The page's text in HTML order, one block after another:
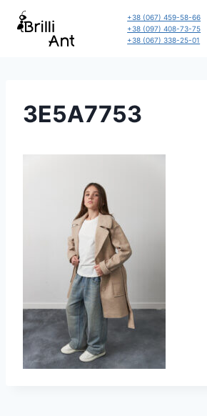
Перейти
+38 (067) 459-58-66
+38 (097) 408-73-75
+38 (067) 338-25-01
3E5A7753